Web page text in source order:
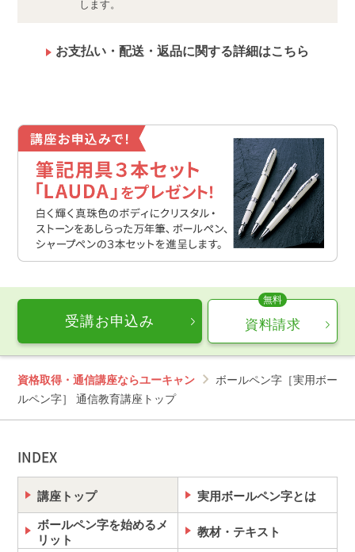
●ご利用上の注意
ンターネット接続料金等はお客様のご負担となりま
す。
受講期限内でのみご利用になれます。
紙で提供されるすべての教材が、デジタルテキストと
しても提供されるわけではありません。
画面のイメージは変更になる場合があります。
します。
お支払い・配送・返品に関する詳細はこちら
受講お申込み 資料請求
資格取得・通信講座ならユーキャン
ボールペン字［実用ボー
ルペン字］ 通信教育講座トップ
INDEX
講座トップ 実用ボールペン字とは
ボールペン字を始めるメ
リット
教材・テキスト